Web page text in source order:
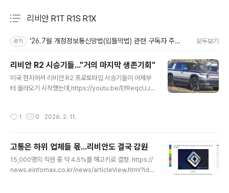
리비안 R1T R1S R1X
공지 ‘26.7월 개정정보통신망법(입틀막법) 관련 구독자 주의사항 모두보기
리비안 R2 시승기들..."거의 마지막 생존기회"
미국 현지에서 리비안 R2 프로토타입 시승기들이 어제부
터 올라오기 시작했는데,https://youtu.be/EfReqcUJf
rek.co/2026/02/10/rivian-r2-prototypes-new-
제는 이걸 싸게 팔아서 수익이 날 가능성이 있는가이지. htt
ps://youtu.be/hRTf_sHthzc?si=2xmU12RSCIFr0
Km0 뭐 열심히 해 보겠다는데 초를 치는 건 아니지만, 사
1 0 2026. 2. 11.
고통은 하위 업체들 몫...리비안도 결국 감원
15,000명의 직원 중 약 4.5%를 해고키로 결정. https://
news.einfomax.co.kr/news/articleView.html?idx